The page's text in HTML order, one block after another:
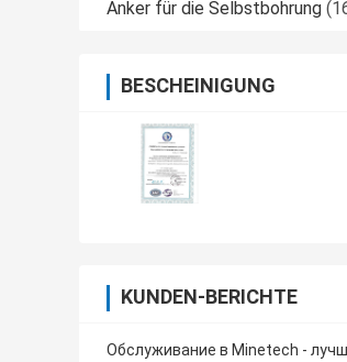
Anker für die Selbstbohrung
BESCHEINIGUNG
KUNDEN-BERICHTE
Обслуживание в Minetech -